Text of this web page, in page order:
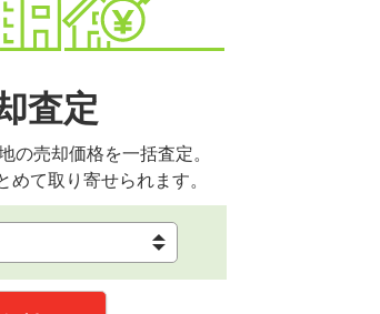
査定
の売却価格を一括査定。
めて取り寄せられます。